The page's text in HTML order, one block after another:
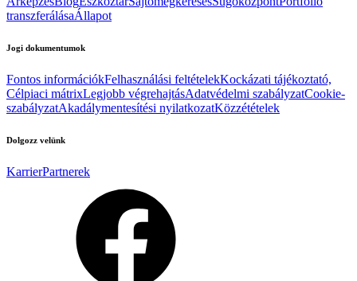
transzferálásaÁllapot
Jogi dokumentumok
Fontos információkFelhasználási feltételekKockázati tájékoztató,
Célpiaci mátrixLegjobb végrehajtásAdatvédelmi szabályzatCookie-
szabályzatAkadálymentesítési nyilatkozatKözzétételek
Dolgozz velünk
KarrierPartnerek